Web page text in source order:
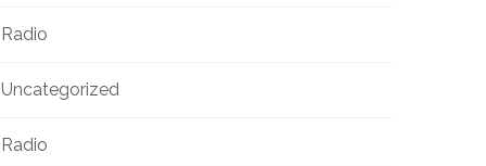
Radio
Uncategorized
Radio